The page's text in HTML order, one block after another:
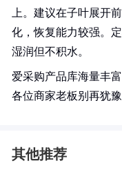
上。建议在子叶展开
化，恢复能力较强。
湿润但不积水。
爱采购产品库海量丰
各位商家老板别再犹
其他推荐